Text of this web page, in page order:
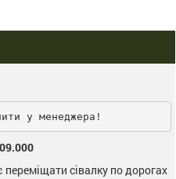
у менеджера!
сівалку по дорогах